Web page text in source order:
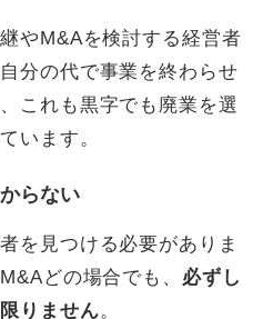
やM&Aを検討する経営者
分の代で事業を終わらせ
これも黒字でも廃業を選
います。
らない
を見つける必要がありま
どの場合でも、 必ずし
りません。